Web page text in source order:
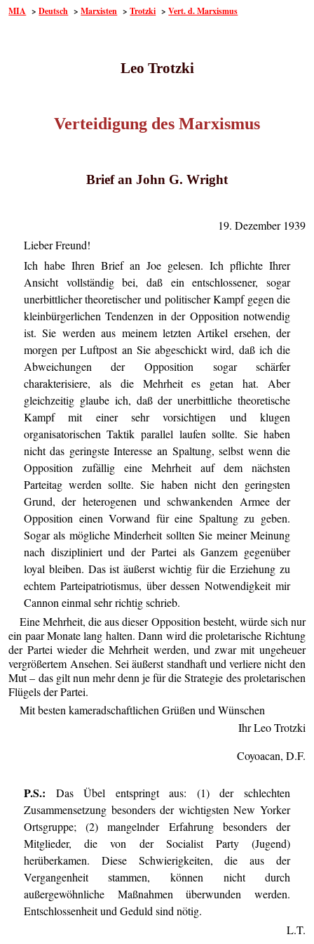
MIA >Deutsch >Marxisten >Trotzki >Vert. d. Marxismus
Leo Trotzki
Verteidigung des Marxismus
Brief an John G. Wright
19. Dezember 1939
Lieber Freund!
Ich habe Ihren Brief an Joe gelesen. Ich pflichte Ihrer
Ansicht vollständig bei, daß ein entschlossener, sogar
unerbittlicher theoretischer und politischer Kampf gegen die
kleinbürgerlichen Tendenzen in der Opposition notwendig
ist. Sie werden aus meinem letzten Artikel ersehen, der
morgen per Luftpost an Sie abgeschickt wird, daß ich die
Abweichungen der Opposition sogar schärfer
charakterisiere, als die Mehrheit es getan hat. Aber
gleichzeitig glaube ich, daß der unerbittliche theoretische
Kampf mit einer sehr vorsichtigen und klugen
organisatorischen Taktik parallel laufen sollte. Sie haben
nicht das geringste Interesse an Spaltung, selbst wenn die
Opposition zufällig eine Mehrheit auf dem nächsten
Parteitag werden sollte. Sie haben nicht den geringsten
Grund, der heterogenen und schwankenden Armee der
Opposition einen Vorwand für eine Spaltung zu geben.
Sogar als mögliche Minderheit sollten Sie meiner Meinung
nach diszipliniert und der Partei als Ganzem gegenüber
loyal bleiben. Das ist äußerst wichtig für die Erziehung zu
echtem Parteipatriotismus, über dessen Notwendigkeit mir
Cannon einmal sehr richtig schrieb.
Eine Mehrheit, die aus dieser Opposition besteht, würde sich nur
ein paar Monate lang halten. Dann wird die proletarische Richtung
der Partei wieder die Mehrheit werden, und zwar mit ungeheuer
vergrößertem Ansehen. Sei äußerst standhaft und verliere nicht den
Mut – das gilt nun mehr denn je für die Strategie des proletarischen
Flügels der Partei.
Mit besten kameradschaftlichen Grüßen und Wünschen
Ihr Leo Trotzki
Coyoacan, D.F.
P.S.: Das Übel entspringt aus: (1) der schlechten
Zusammensetzung besonders der wichtigsten New Yorker
Ortsgruppe; (2) mangelnder Erfahrung besonders der
Mitglieder, die von der Socialist Party (Jugend)
herüberkamen. Diese Schwierigkeiten, die aus der
Vergangenheit stammen, können nicht durch
außergewöhnliche Maßnahmen überwunden werden.
Entschlossenheit und Geduld sind nötig.
L.T.